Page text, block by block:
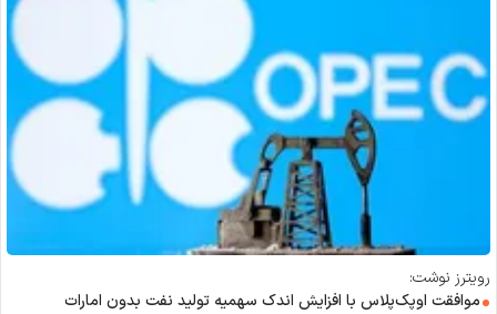
رویترز نوشت:
موافقت اوپک‌پلاس با افزایش اندک سهمیه تولید نفت بدون امارات